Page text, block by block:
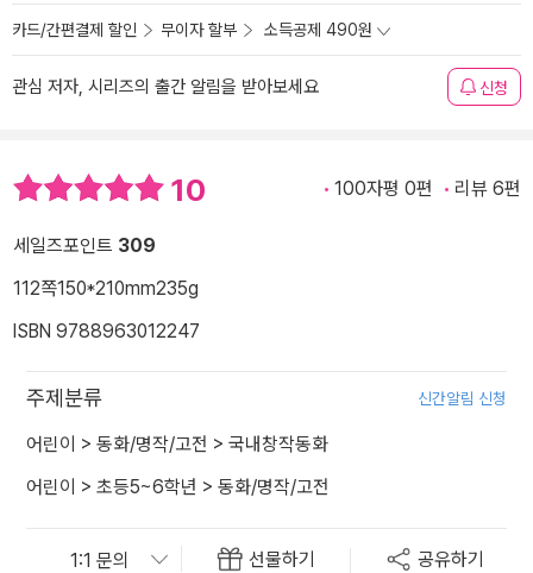
카드/간편결제 할인 무이자 할부 소득공제 490원
관심 저자, 시리즈의 출간 알림을 받아보세요 신청
10 100자평 0편 리뷰 6편
세일즈포인트 309
112쪽150*210mm235g
ISBN 9788963012247
주제분류 신간알림 신청
어린이 > 동화/명작/고전 > 국내창작동화
어린이 > 초등5~6학년 > 동화/명작/고전
선물하기 공유하기